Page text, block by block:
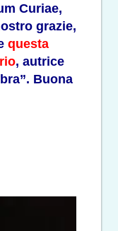
Curiae,
grazie,
questa
, autrice
Buona